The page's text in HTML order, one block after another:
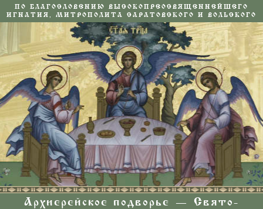
ПО БЛАГОСЛОВЕНИЮ ВЫСОКОПРЕОСВЯЩЕННЕЙШЕГО
ИГНАТИЯ, МИТРОПОЛИТА САРАТОВСКОГО И ВОЛЬСКОГО
Архиерейское подворье — Свято-